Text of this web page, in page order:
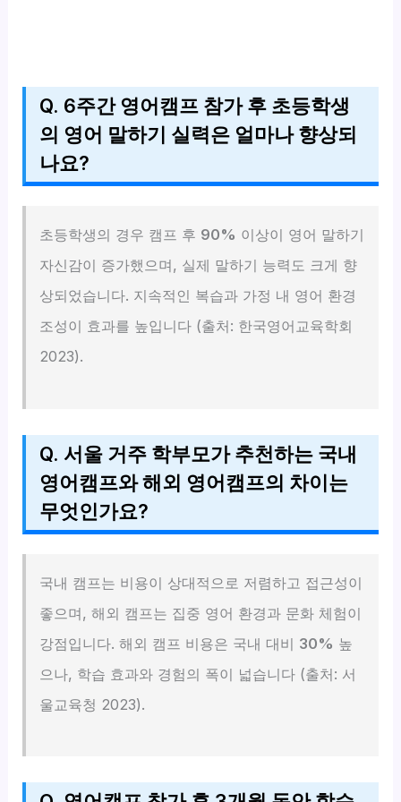
Q. 6주간 영어캠프 참가 후 초등학생
의 영어 말하기 실력은 얼마나 향상되
나요?
초등학생의 경우 캠프 후 90% 이상이 영어 말하기
자신감이 증가했으며, 실제 말하기 능력도 크게 향
상되었습니다. 지속적인 복습과 가정 내 영어 환경
조성이 효과를 높입니다 (출처: 한국영어교육학회
2023).
Q. 서울 거주 학부모가 추천하는 국내
영어캠프와 해외 영어캠프의 차이는
무엇인가요?
국내 캠프는 비용이 상대적으로 저렴하고 접근성이
좋으며, 해외 캠프는 집중 영어 환경과 문화 체험이
강점입니다. 해외 캠프 비용은 국내 대비 30% 높
으나, 학습 효과와 경험의 폭이 넓습니다 (출처: 서
울교육청 2023).